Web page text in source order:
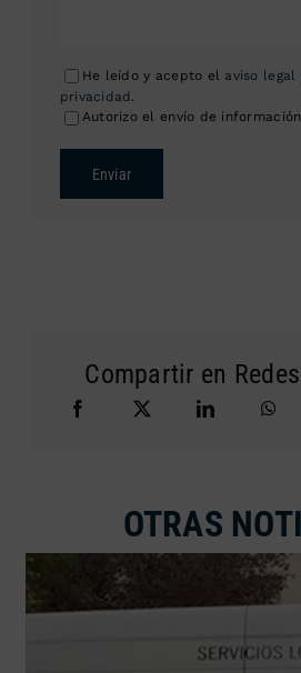
He leído y acepto el aviso legal
privacidad .
Autorizo el envío de
Enviar
Compartir en
OTRAS